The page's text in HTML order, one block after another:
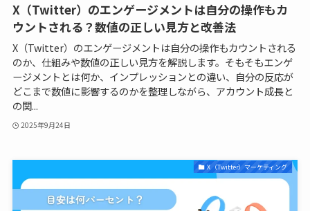
X（Twitter）のエンゲージメントは自分の操作もカ
ウントされる？数値の正しい見方と改善法
X（Twitter）のエンゲージメントは自分の操作もカウントされる
のか、仕組みや数値の正しい見方を解説します。そもそもエンゲ
ージメントとは何か、インプレッションとの違い、自分の反応が
どこまで数値に影響するのかを整理しながら、アカウント成長と
の関...
2025年9月24日
X（Twitter）マーケティング